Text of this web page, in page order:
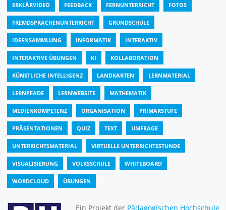
ERKLÄRVIDEO FEEDBACK FERNUNTERRICHT FOTOS
FREMDSPRACHENUNTERRICHT GRUNDSCHULE
IDEENSAMMLUNG INFORMATIK INTERAKTIV
INTERAKTIVE ÜBUNGEN KI KOLLABORATION
KÜNSTLICHE INTELLIGENZ LANDKARTEN LERNMATERIAL
LERNPFADE LERNWEBSITE MATHEMATIK
MEDIENKOMPETENZ ORGANISATION PRIMARSTUFE
PRÄSENTATIONEN QUIZ TEXT UMFRAGE
UNTERRICHTSMATERIAL VIRTUELLE UNTERRICHTSSTUNDE
VISUALISIERUNG VOLKSSCHULE WHITEBOARD
WORDCLOUD ÜBUNGEN
Ein Projekt der Pädagogischen Hochschule